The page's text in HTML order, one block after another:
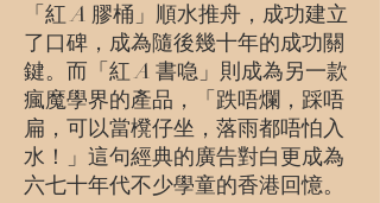
「紅 A 膠桶」順水推舟，成功建立
了口碑，成為隨後幾十年的成功關
鍵。而「紅 A 書喼」則成為另一款
瘋魔學界的產品，「跌唔爛，踩唔
扁，可以當櫈仔坐，落雨都唔怕入
水！」這句經典的廣告對白更成為
六七十年代不少學童的香港回憶。